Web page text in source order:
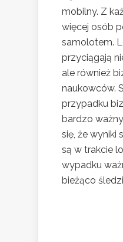
mobilny. Z
więcej osób
samolotem.
przyciągają
ale również
naukowców.
przypadku
bardzo
się, że wyniki
są w trakcie
wypadku
bieżąco